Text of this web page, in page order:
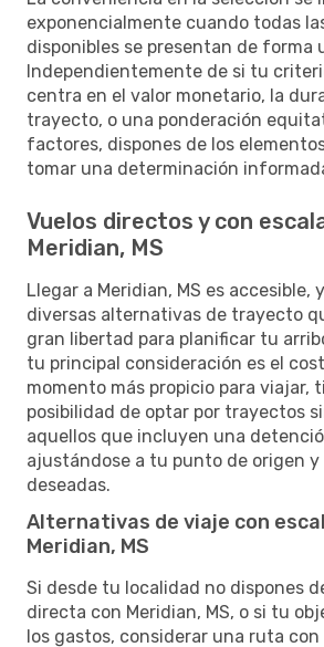
exponencialmente cuando todas
disponibles se presentan de forma
Independientemente de si tu
centra en el valor monetario, la
trayecto, o una ponderación
factores, dispones de los
tomar una determinación
Vuelos directos y con
Meridian, MS
Llegar a Meridian, MS es accesible,
diversas alternativas de trayecto
gran libertad para planificar tu
tu principal consideración es el
momento más propicio para viajar,
posibilidad de optar por trayectos
aquellos que incluyen una
ajustándose a tu punto de origen
deseadas.
Alternativas de viaje con
Meridian, MS
Si desde tu localidad no dispones
directa con Meridian, MS, o si tu
los gastos, considerar una ruta con